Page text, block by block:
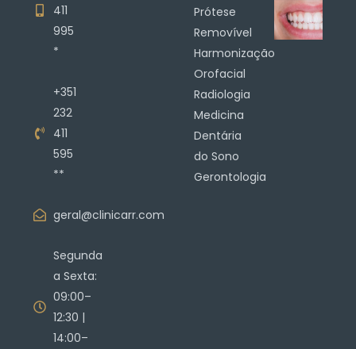
411
995
*
+351
232
411
595
**
geral@clinicarr.com
Segunda
a Sexta:
09:00–
12:30 |
14:00–
Prótese
Removível
Harmonização
Orofacial
Radiologia
Medicina
Dentária
do Sono
Gerontologia